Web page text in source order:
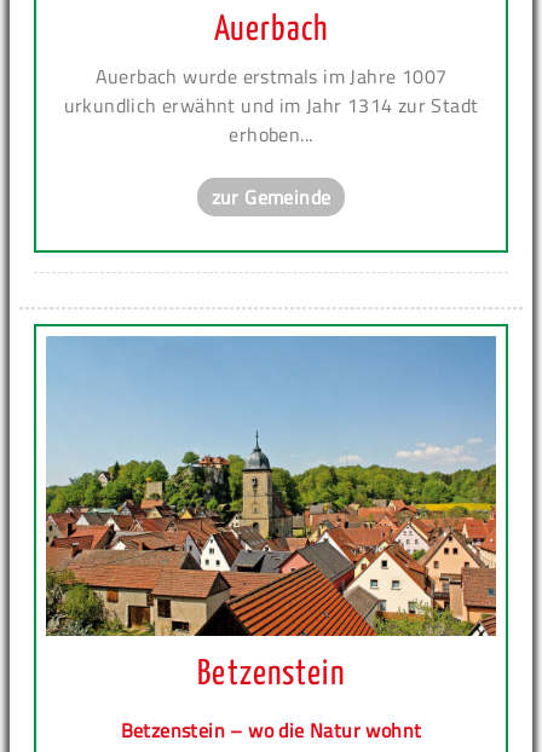
Auerbach
Auerbach wurde erstmals im Jahre 1007
urkundlich erwähnt und im Jahr 1314 zur Stadt
erhoben...
zur Gemeinde
Betzenstein
Betzenstein – wo die Natur wohnt